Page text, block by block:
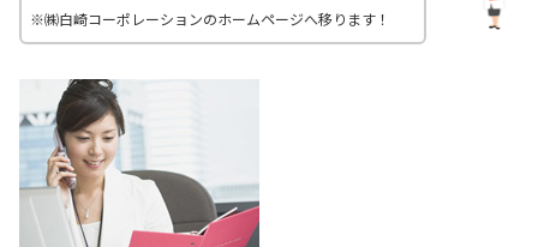
※㈱白崎コーポレーションのホームページへ移ります！